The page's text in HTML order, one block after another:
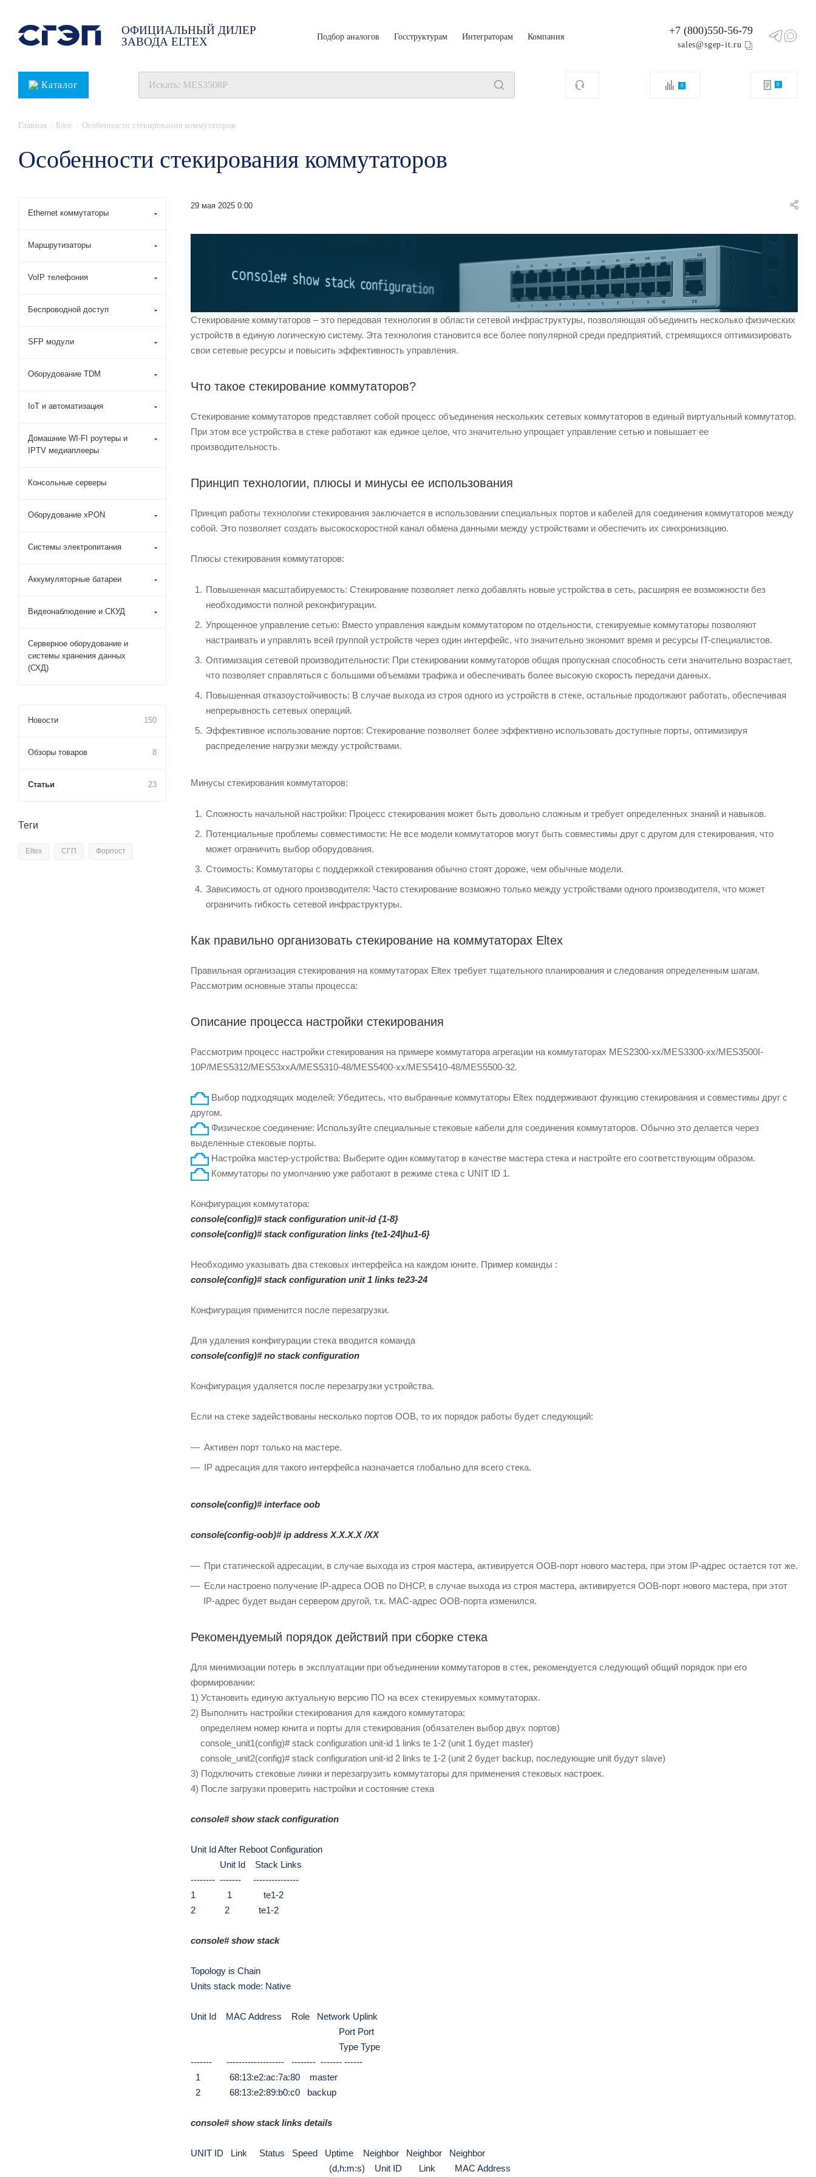
ОФИЦИАЛЬНЫЙ ДИЛЕР
ЗАВОДА ELTEX
Подбор аналогов Госструктурам Интеграторам Компания +7 (800)550-56-79
sales@sgep-it.ru
Каталог 0 0
Главная - Блог - Особенности стекирования коммутаторов
Особенности стекирования коммутаторов
29 мая 2025 0:00
Стекирование коммутаторов – это передовая технология в области сетевой инфраструктуры, позволяющая объединить несколько физических
устройств в единую логическую систему. Эта технология становится все более популярной среди предприятий, стремящихся оптимизировать
свои сетевые ресурсы и повысить эффективность управления.
Что такое стекирование коммутаторов?
Стекирование коммутаторов представляет собой процесс объединения нескольких сетевых коммутаторов в единый виртуальный коммутатор.
При этом все устройства в стеке работают как единое целое, что значительно упрощает управление сетью и повышает ее
производительность.
Принцип технологии, плюсы и минусы ее использования
Принцип работы технологии стекирования заключается в использовании специальных портов и кабелей для соединения коммутаторов между
собой. Это позволяет создать высокоскоростной канал обмена данными между устройствами и обеспечить их синхронизацию.
Плюсы стекирования коммутаторов:
Повышенная масштабируемость: Стекирование позволяет легко добавлять новые устройства в сеть, расширяя ее возможности без
необходимости полной реконфигурации.
Упрощенное управление сетью: Вместо управления каждым коммутатором по отдельности, стекируемые коммутаторы позволяют
настраивать и управлять всей группой устройств через один интерфейс, что значительно экономит время и ресурсы IT-специалистов.
Оптимизация сетевой производительности: При стекировании коммутаторов общая пропускная способность сети значительно возрастает,
что позволяет справляться с большими объемами трафика и обеспечивать более высокую скорость передачи данных.
Повышенная отказоустойчивость: В случае выхода из строя одного из устройств в стеке, остальные продолжают работать, обеспечивая
непрерывность сетевых операций.
Эффективное использование портов: Стекирование позволяет более эффективно использовать доступные порты, оптимизируя
распределение нагрузки между устройствами.
Минусы стекирования коммутаторов:
Сложность начальной настройки: Процесс стекирования может быть довольно сложным и требует определенных знаний и навыков.
Потенциальные проблемы совместимости: Не все модели коммутаторов могут быть совместимы друг с другом для стекирования, что
может ограничить выбор оборудования.
Стоимость: Коммутаторы с поддержкой стекирования обычно стоят дороже, чем обычные модели.
Зависимость от одного производителя: Часто стекирование возможно только между устройствами одного производителя, что может
ограничить гибкость сетевой инфраструктуры.
Как правильно организовать стекирование на коммутаторах Eltex
Правильная организация стекирования на коммутаторах Eltex требует тщательного планирования и следования определенным шагам.
Рассмотрим основные этапы процесса:
Описание процесса настройки стекирования
Рассмотрим процесс настройки стекирования на примере коммутатора агрегации на коммутаторах MES2300-xx/MES3300-xx/MES3500I-
10P/MES5312/MES53xxA/MES5310-48/MES5400-xx/MES5410-48/MES5500-32.
Выбор подходящих моделей: Убедитесь, что выбранные коммутаторы Eltex поддерживают функцию стекирования и совместимы друг с
другом.
Физическое соединение: Используйте специальные стековые кабели для соединения коммутаторов. Обычно это делается через
выделенные стековые порты.
Настройка мастер-устройства: Выберите один коммутатор в качестве мастера стека и настройте его соответствующим образом.
Коммутаторы по умолчанию уже работают в режиме стека с UNIT ID 1.
Конфигурация коммутатора:
console(config)# stack configuration unit-id {1-8}
console(config)# stack configuration links {te1-24|hu1-6}
Необходимо указывать два стековых интерфейса на каждом юните. Пример команды :
console(config)# stack configuration unit 1 links te23-24
Конфигурация применится после перезагрузки.
Для удаления конфигурации стека вводится команда
console(config)# no stack configuration
Конфигурация удаляется после перезагрузки устройства.
Если на стеке задействованы несколько портов OOB, то их порядок работы будет следующий:
Активен порт только на мастере.
IP адресация для такого интерфейса назначается глобально для всего стека.
console(config)#interface oob
console(config-oob)#ip address X.X.X.X /XX
При статической адресации, в случае выхода из строя мастера, активируется OOB-порт нового мастера, при этом IP-адрес остается тот же.
Если настроено получение IP-адреса OOB по DHCP, в случае выхода из строя мастера, активируется OOB-порт нового мастера, при этот
IP-адрес будет выдан сервером другой, т.к. MAC-адрес OOB-порта изменился.
Рекомендуемый порядок действий при сборке стека
Для минимизации потерь в эксплуатации при объединении коммутаторов в стек, рекомендуется следующий общий порядок при его
формировании:
1) Установить единую актуальную версию ПО на всех стекируемых коммутаторах.
2) Выполнить настройки стекирования для каждого коммутатора:
определяем номер юнита и порты для стекирования (обязателен выбор двух портов)
console_unit1(config)# stack configuration unit-id 1 links te 1-2 (unit 1 будет master)
console_unit2(config)# stack configuration unit-id 2 links te 1-2 (unit 2 будет backup, последующие unit будут slave)
3) Подключить стековые линки и перезагрузить коммутаторы для применения стековых настроек.
4) После загрузки проверить настройки и состояние стека
console#show stack configuration
Unit Id After Reboot Configuration
Unit Id Stack Links
-------- ------- ---------------
1 1 te1-2
2 2 te1-2
console#show stack
Topology is Chain
Units stack mode: Native
Unit Id MAC Address Role Network Uplink
Port Port
Type Type
------- ------------------- -------- ------- ------
1 68:13:e2:ac:7a:80 master
2 68:13:e2:89:b0:c0 backup
console#show stack links details
UNIT ID Link Status Speed Uptime Neighbor Neighbor Neighbor
(d,h:m:s) Unit ID
Link MAC Address
Ethernet коммутаторы
Маршрутизаторы
VoIP телефония
Беспроводной доступ
SFP модули
Оборудование TDM
IoT и автоматизация
Домашние WI-FI роутеры и
IPTV медиаплееры
Консольные серверы
Оборудование xPON
Системы электропитания
Аккумуляторные батареи
Видеонаблюдение и СКУД
Серверное оборудование и
системы хранения данных
(СХД)
Новости 150
Обзоры товаров 8
Статьи 23
Теги
Eltex СГП Форпост